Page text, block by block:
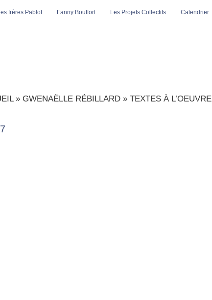
frères Pablof Fanny Bouffort Les Projets Collectifs Calendrier
» GWENAËLLE RÉBILLARD » TEXTES À L’OEUVRE